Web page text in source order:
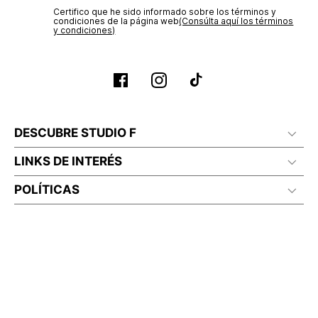
Certifico que he sido informado sobre los términos y
condiciones de la página web‎(Consúlta aquí los términos
y condiciones)
DESCUBRE STUDIO F
LINKS DE INTERÉS
POLÍTICAS